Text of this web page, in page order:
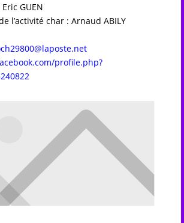
GUEN
l’activité char : Arnaud ABILY
profile.php?